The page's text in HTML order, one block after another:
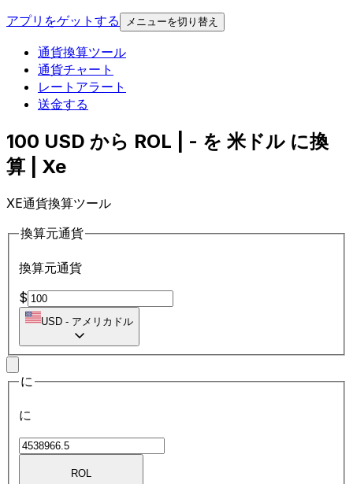
アプリをゲットする
メニューを切り替え
通貨換算ツール
通貨チャート
レートアラート
送金する
100 USD から ROL | - を 米ドル に換
算 | Xe
XE通貨換算ツール
換算元通貨
換算元通貨
$
USD - アメリカドル
に
に
ROL